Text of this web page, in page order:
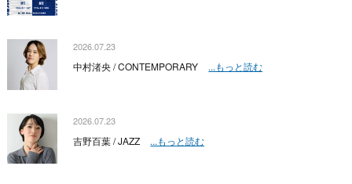
2026.07.23
中村渚央 / CONTEMPORARY ...もっと読む
2026.07.23
吉野百葉 / JAZZ ...もっと読む